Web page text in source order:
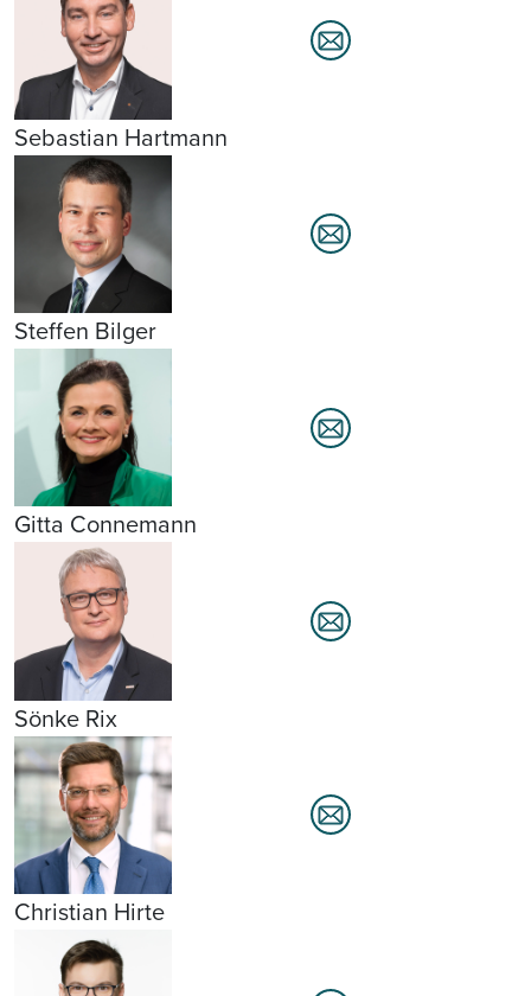
Sebastian Hartmann
Steffen Bilger
Gitta Connemann
Sönke Rix
Christian Hirte